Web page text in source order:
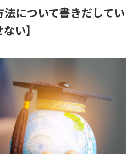
法について書きだしてい
い】